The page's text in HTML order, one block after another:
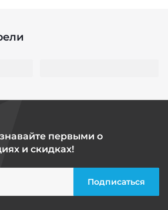
первыми о
и скидках!